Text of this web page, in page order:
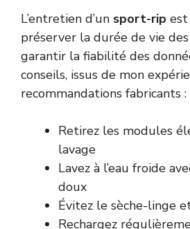
L’entretien d’un sport-rip
préserver la durée de vie
garantir la fiabilité des
conseils, issus de mon
recommandations fabricants :
Retirez les modules
lavage
Lavez à l’eau froide
doux
Évitez le sèche-linge
Rechargez